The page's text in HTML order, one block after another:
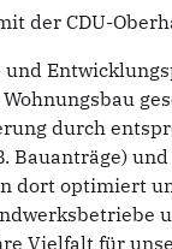
der CDU-
durch
Bauanträge)
dort optimiert
Vielfalt für